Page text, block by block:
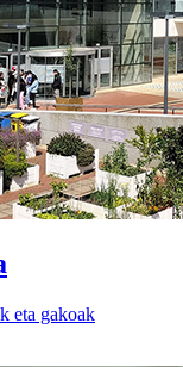
eta gakoak